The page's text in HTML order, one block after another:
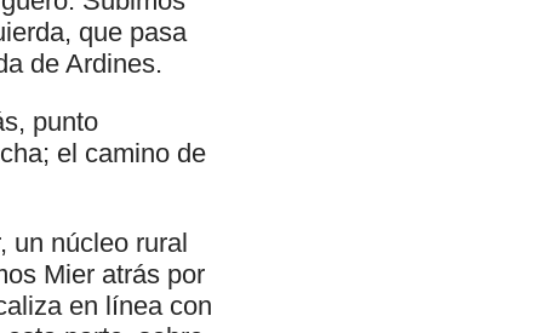
que pasa
de Ardines.
punto
el camino de
un núcleo rural
Mier atrás por
en línea con